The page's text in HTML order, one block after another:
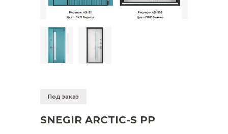
Под заказ
SNEGIR ARCTIC-S PP